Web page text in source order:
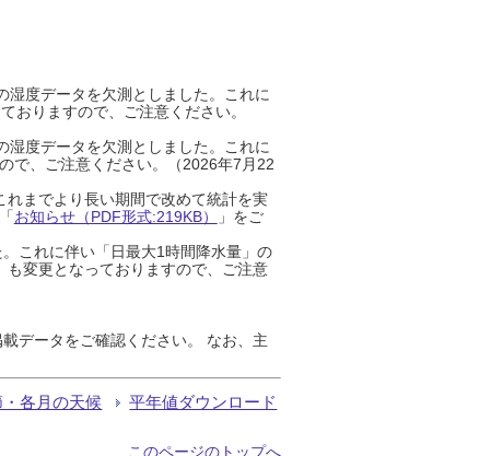
度データを欠測としました。これに
おりますので、ご注意ください。
度データを欠測としました。これに
で、ご注意ください。（2026年7月22
までより長い期間で改めて統計を実
お知らせ（PDF形式:219KB）
」をご
これに伴い「日最大1時間降水量」の
も変更となっておりますので、ご注意
データをご確認ください。 なお、主
各月の天候 平年値ダウンロード
このページのトップへ